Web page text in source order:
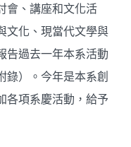
會、講座和文化活
文化、現當代文學與
告過去一年本系活動
錄）。今年是本系創
各項系慶活動，給予